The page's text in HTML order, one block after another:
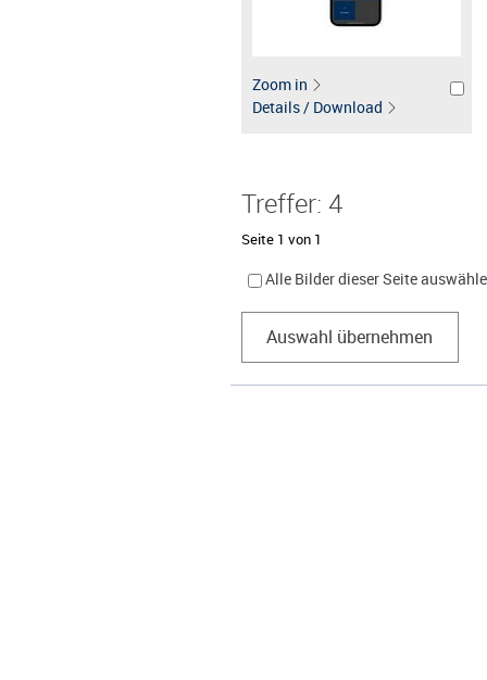
Zoom in
Details / Download
Treffer: 4
Seite 1 von 1
Alle Bilder dieser Seite
Auswahl übernehmen